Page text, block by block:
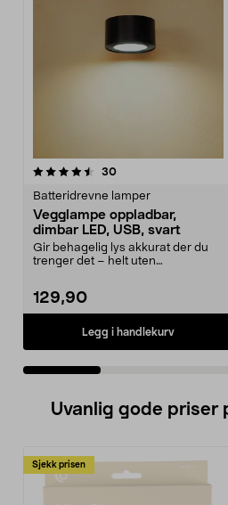
30anmeldelser
Batteridrevne lamper
Vegglampe oppladbar,
dimbar LED, USB, svart
Gir behagelig lys akkurat der du
trenger det – helt uten
129,90
Legg i handlekurv
4.5 av 5 stjerner
Uvanlig gode priser
Sjekk prisen